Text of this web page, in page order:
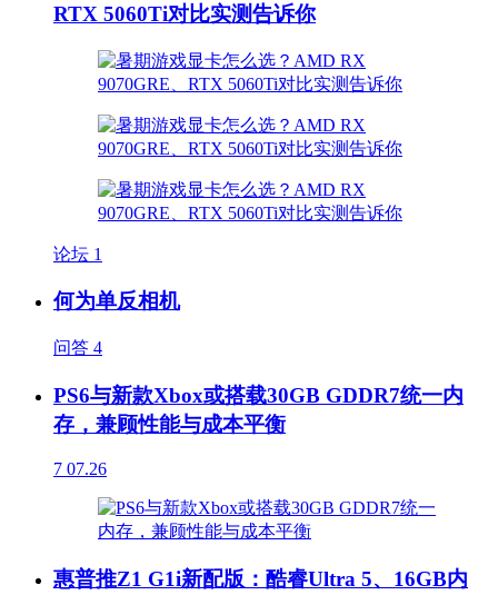
RTX 5060Ti对比实测告诉你
论坛 1
何为单反相机
问答 4
PS6与新款Xbox或搭载30GB GDDR7统一内
存，兼顾性能与成本平衡
7 07.26
惠普推Z1 G1i新配版：酷睿Ultra 5、16GB内